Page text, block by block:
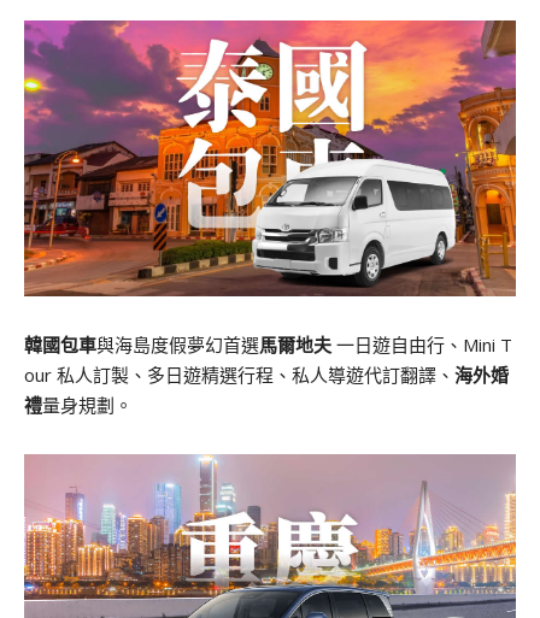
韓國包車與海島度假夢幻首選馬爾地夫 一日遊自由行、Mini T
our 私人訂製、多日遊精選行程、私人導遊代訂翻譯、 海外婚
禮量身規劃。